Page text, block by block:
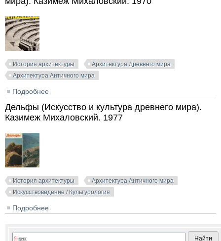
История архитектуры
Архитектура Древнего мира
Архитектура Античного мира
Подробнее
Дельфы (Искусство и культура древнего мира).
Казимеж Михаловский. 1977
История архитектуры
Архитектура Античного мира
Искусствоведение / Культурология
Подробнее